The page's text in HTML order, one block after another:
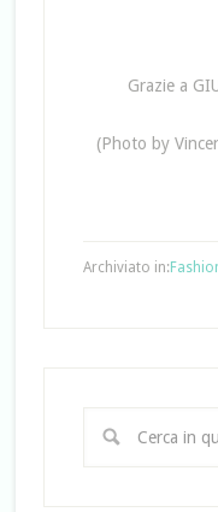
Grazie a
(Photo by
Archiviato in: